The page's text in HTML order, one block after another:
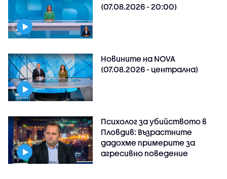
(07.08.2026 - 20:00)
Новините на NOVA
(07.08.2026 - централна)
Психолог за убийството в
Пловдив: Възрастните
дадохме примерите за
агресивно поведение